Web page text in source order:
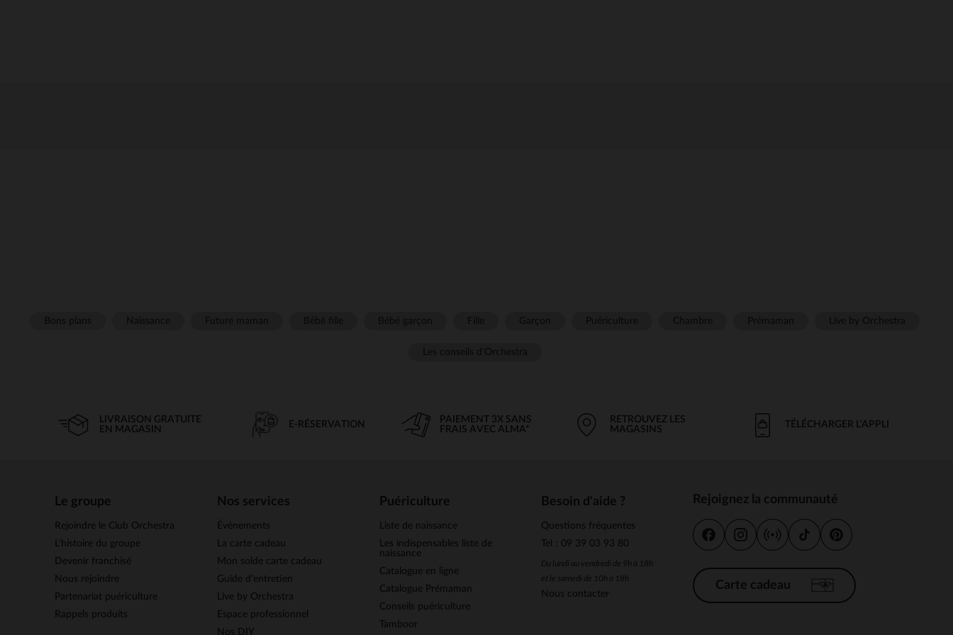
LIVRAISON GRATUITE
EN MAGASIN
E-RÉSERVATION
PAIEMENT 3X SANS
FRAIS AVEC ALMA*
RETROUVEZ LES
MAGASINS
TÉLÉCHARGER L'APPLI
Le groupe
Rejoindre le Club Orchestra
L’histoire du groupe
Devenir franchisé
Nous rejoindre
Partenariat puériculture
Rappels produits
Nos services
Évènements
La carte cadeau
Mon solde carte cadeau
Guide d'entretien
Live by Orchestra
Espace professionnel
Nos DIY
Puériculture
Liste de naissance
Les indispensables liste de
naissance
Catalogue en ligne
Catalogue Prémaman
Conseils puériculture
Tamboor
Besoin d'aide ?
Questions fréquentes
Tel : 09 39 03 93 80
Du lundi au vendredi de 9h à 18h
et le samedi de 10h à 18h
Nous contacter
Rejoignez la communauté
Carte cadeau